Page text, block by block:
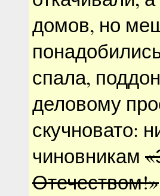
домов, но
спала,
деловому
скучновато:
чиновникам
Отечеством!»